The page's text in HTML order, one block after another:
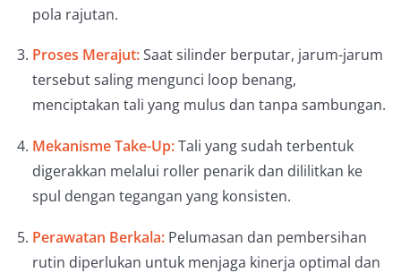
pola rajutan.
Proses Merajut:Saat silinder berputar, jarum-jarum
tersebut saling mengunci loop benang,
menciptakan tali yang mulus dan tanpa sambungan.
Mekanisme Take-Up:Tali yang sudah terbentuk
digerakkan melalui roller penarik dan dililitkan ke
spul dengan tegangan yang konsisten.
Perawatan Berkala: Pelumasan dan pembersihan
rutin diperlukan untuk menjaga kinerja optimal dan